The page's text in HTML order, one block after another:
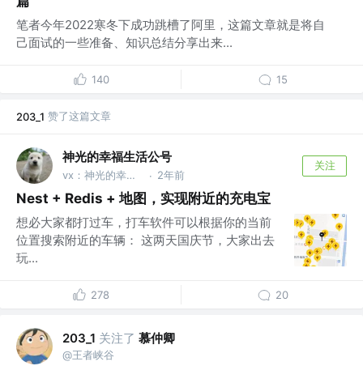
笔者今年2022寒冬下成功跳槽了阿里，这篇文章就是将自
己面试的一些准备、知识总结分享出来...
140 15
203_1 赞了这篇文章
神光的幸福生活公号
vx：神光的幸福生活 · 2年前
关注
Nest + Redis + 地图，实现附近的充电宝
想必大家都打过车，打车软件可以根据你的当前
位置搜索附近的车辆： 这两天国庆节，大家出去
玩...
278 20
203_1 关注了 慕仲卿
@王者峡谷